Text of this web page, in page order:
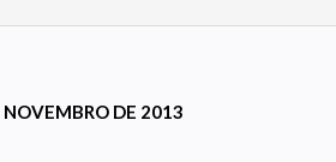
NOVEMBRO DE 2013